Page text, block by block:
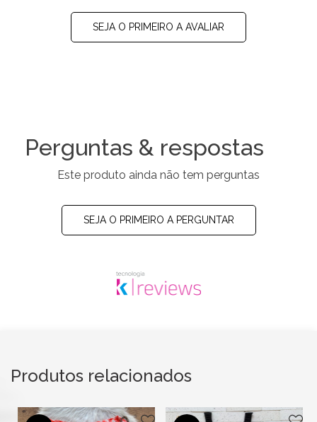
SEJA O PRIMEIRO A AVALIAR
Perguntas & respostas
Este produto ainda não tem perguntas
SEJA O PRIMEIRO A PERGUNTAR
Produtos relacionados